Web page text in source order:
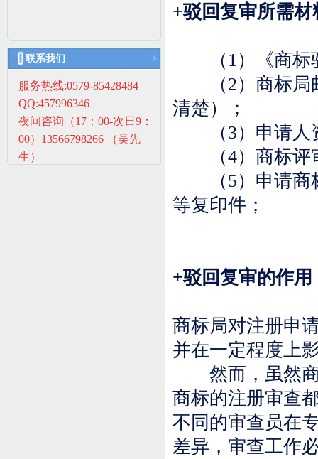
+驳回复审所需材
（ 1）《商
（2）商标
清楚）；
（3）申请
（4）商标
（5）申请商
等复印件；
+驳回复审的作用
商标局对注册申
并在一定程度上
然而，虽然商
商标的注册审查
不同的审查员在
差异，审查工作
联系我们
服务热线:0579-85428484
QQ:457996346
夜间咨询（17：00-次日9：
00）13566798266 （吴先
生）